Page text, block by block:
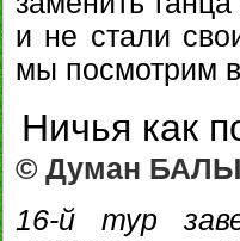
и не стали
мы посмотрим
Ничья как
© Думан
16-й тур